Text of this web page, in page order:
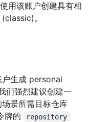
用该账户创建具有相
。
户生成 personal
们强烈建议创建一
景所需目标仓库
牌的
repository